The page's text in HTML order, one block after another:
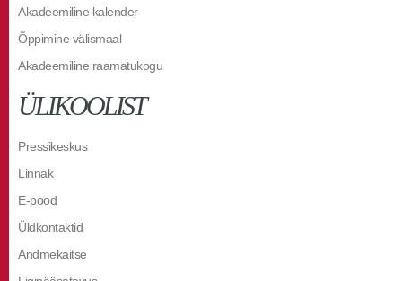
Akadeemiline kalender
Õppimine välismaal
Akadeemiline raamatukogu
ÜLIKOOLIST
Pressikeskus
Linnak
E-pood
Üldkontaktid
Andmekaitse